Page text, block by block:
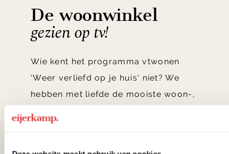
De woonwinkel
gezien op tv!
Wie kent het programma vtwonen
'Weer verliefd op je huis' niet? We
hebben met liefde de mooiste woon-,
samengesteld met de mooiste